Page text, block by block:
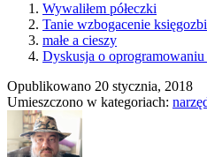
Wywaliłem półeczki
Tanie wzbogacenie
małe a cieszy
Dyskusja o
Opublikowano 20 stycznia, 2018
Umieszczono w kategoriach: